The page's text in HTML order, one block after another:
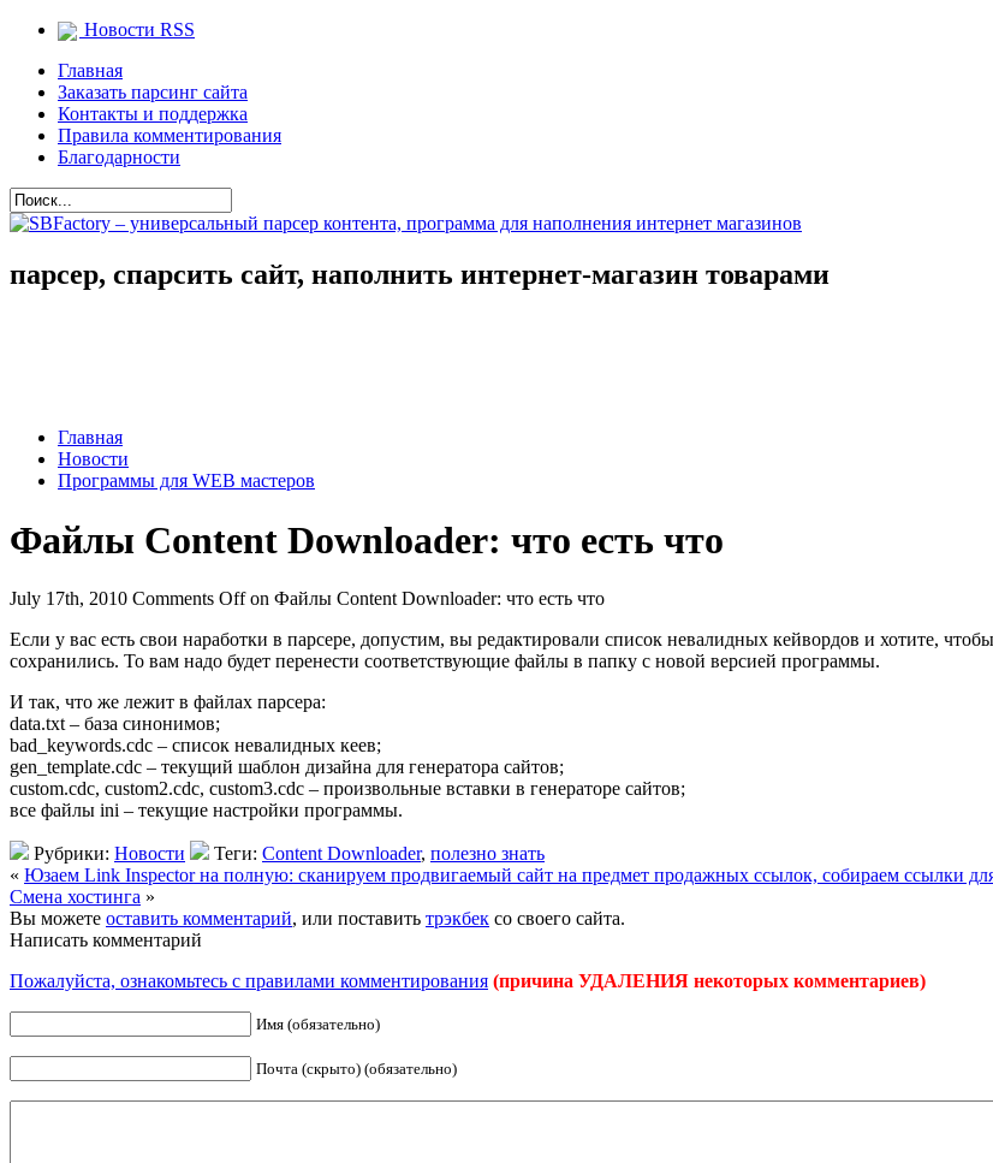
Новости RSS
Главная
Заказать парсинг сайта
Контакты и поддержка
Правила комментирования
Благодарности
парсер, спарсить сайт, наполнить интернет-магазин товарами
Главная
Новости
Программы для WEB мастеров
Файлы Content Downloader: что есть что
July 17th, 2010 Comments Offon Файлы Content Downloader: что есть что
Если у вас есть свои наработки в парсере, допустим, вы редактировали список невалидных кейвордов и хотите,
сохранились. То вам надо будет перенести соответствующие файлы в папку с новой версией программы.
И так, что же лежит в файлах парсера:
data.txt – база синонимов;
bad_keywords.cdc – список невалидных кеев;
gen_template.cdc – текущий шаблон дизайна для генератора сайтов;
custom.cdc, custom2.cdc, custom3.cdc – произвольные вставки в генераторе сайтов;
все файлы ini – текущие настройки программы.
Рубрики: Новости Теги: Content Downloader, полезно знать
« Юзаем Link Inspector на полную: сканируем продвигаемый сайт на предмет продажных ссылок, собираем ссылки
Смена хостинга »
Вы можете оставить комментарий, или поставить трэкбек со своего сайта.
Написать комментарий
Пожалуйста, ознакомьтесь с правилами комментирования (причина УДАЛЕНИЯ некоторых комментариев)
Имя (обязательно)
Почта (скрыто) (обязательно)